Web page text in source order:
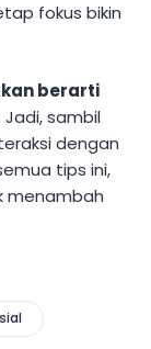
fokus bikin
berarti
Jadi, sambil
dengan
tips ini,
menambah